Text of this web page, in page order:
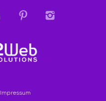
Impressum